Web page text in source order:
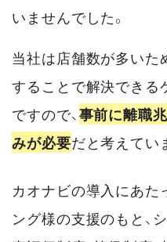
いませんでした。
当社は店舗数が多いた
することで解決できる
ですので、事前に離職
みが必要だと考えてい
カオナビの導入にあた
ング様の支援のもと、